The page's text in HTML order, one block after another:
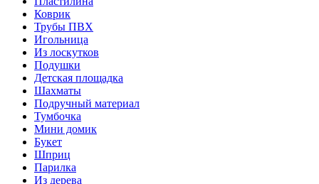
Коврик
Трубы ПВХ
Игольница
Из лоскутков
Подушки
Детская площадка
Шахматы
Подручный материал
Тумбочка
Мини домик
Букет
Шприц
Парилка
Из дерева